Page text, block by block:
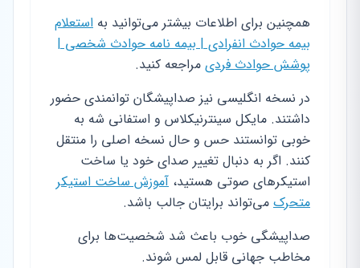
همچنین برای اطلاعات بیشتر می‌توانید به استعلام
بیمه حوادث انفرادی | بیمه نامه حوادث شخصی |
پوشش حوادث فردی مراجعه کنید.
در نسخه انگلیسی نیز صداپیشگان توانمندی حضور
داشتند. مایکل سینترنیکلاس و استفانی شه به
خوبی توانستند حس و حال نسخه اصلی را منتقل
کنند. اگر به دنبال تغییر صدای خود یا ساخت
استیکرهای صوتی هستید، آموزش ساخت استیکر
متحرک می‌تواند برایتان جالب باشد.
صداپیشگی خوب باعث شد شخصیت‌ها برای
مخاطب جهانی قابل لمس شوند.